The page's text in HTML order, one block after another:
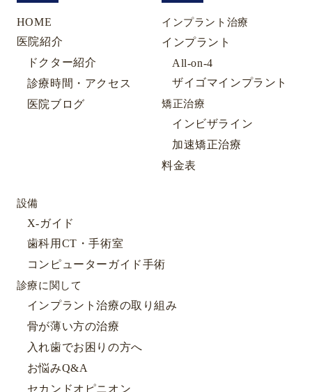
HOME
医院紹介
ドクター紹介
診療時間・アクセス
医院ブログ
インプラント治療
インプラント
All-on-4
ザイゴマインプラント
矯正治療
インビザライン
加速矯正治療
料金表
設備
X-ガイド
歯科用CT・手術室
コンピューターガイド手術
診療に関して
インプラント治療の取り組み
骨が薄い方の治療
入れ歯でお困りの方へ
お悩みQ&A
セカンドオピニオン